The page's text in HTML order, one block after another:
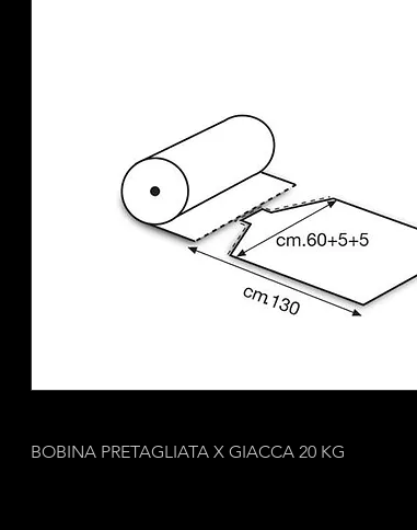
BOBINA PRETAGLIATA X GIACCA 20 KG